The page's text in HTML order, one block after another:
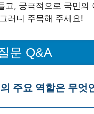
고, 궁극적으로 국민의
러니 주목해 주세요!
문 Q&A
주요 역할은 무엇